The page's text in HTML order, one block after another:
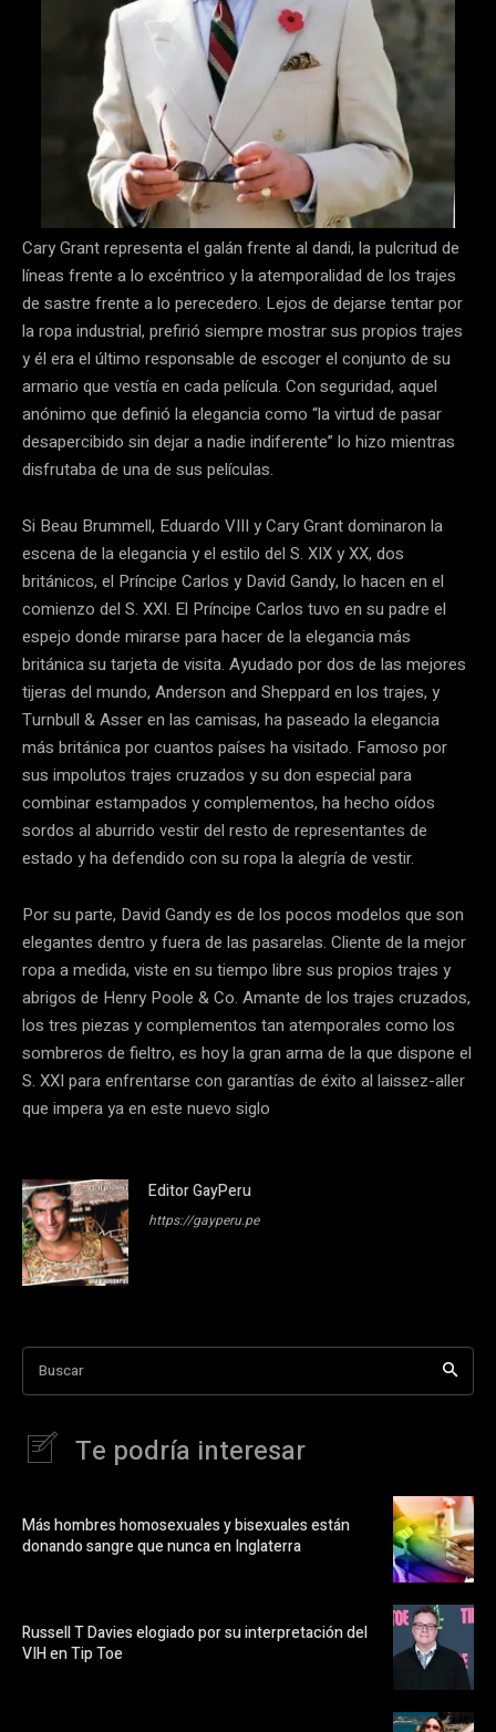
Cary Grant representa el galán frente al dandi, la pulcritud de
líneas frente a lo excéntrico y la atemporalidad de los trajes
de sastre frente a lo perecedero. Lejos de dejarse tentar por
la ropa industrial, prefirió siempre mostrar sus propios trajes
y él era el último responsable de escoger el conjunto de su
armario que vestía en cada película. Con seguridad, aquel
anónimo que definió la elegancia como “la virtud de pasar
desapercibido sin dejar a nadie indiferente” lo hizo mientras
disfrutaba de una de sus películas.
Si Beau Brummell, Eduardo VIII y Cary Grant dominaron la
escena de la elegancia y el estilo del S. XIX y XX, dos
británicos, el Príncipe Carlos y David Gandy, lo hacen en el
comienzo del S. XXI. El Príncipe Carlos tuvo en su padre el
espejo donde mirarse para hacer de la elegancia más
británica su tarjeta de visita. Ayudado por dos de las mejores
tijeras del mundo, Anderson and Sheppard en los trajes, y
Turnbull & Asser en las camisas, ha paseado la elegancia
más británica por cuantos países ha visitado. Famoso por
sus impolutos trajes cruzados y su don especial para
combinar estampados y complementos, ha hecho oídos
sordos al aburrido vestir del resto de representantes de
estado y ha defendido con su ropa la alegría de vestir.
Por su parte, David Gandy es de los pocos modelos que son
elegantes dentro y fuera de las pasarelas. Cliente de la mejor
ropa a medida, viste en su tiempo libre sus propios trajes y
abrigos de Henry Poole & Co. Amante de los trajes cruzados,
los tres piezas y complementos tan atemporales como los
sombreros de fieltro, es hoy la gran arma de la que dispone el
S. XXI para enfrentarse con garantías de éxito al laissez-aller
que impera ya en este nuevo siglo
Editor GayPeru
https://gayperu.pe
Buscar
Te podría interesar
Más hombres homosexuales y bisexuales están
donando sangre que nunca en Inglaterra
Russell T Davies elogiado por su interpretación del
VIH en Tip Toe